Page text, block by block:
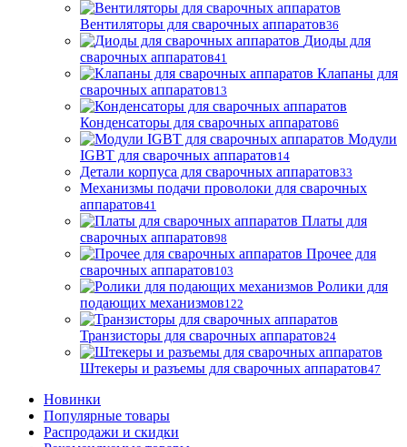
Вентиляторы для сварочных аппаратов36
Диоды для
сварочных аппаратов41
Клапаны для
сварочных аппаратов13
Конденсаторы для сварочных аппаратов6
Модули
IGBT для сварочных аппаратов14
Детали корпуса для сварочных аппаратов33
Механизмы подачи проволоки для сварочных
аппаратов41
Платы для
сварочных аппаратов98
Прочее для
сварочных аппаратов103
Ролики для
подающих механизмов122
Транзисторы для сварочных аппаратов24
Штекеры и разъемы для сварочных аппаратов47
Новинки
Популярные товары
Распродажи и скидки